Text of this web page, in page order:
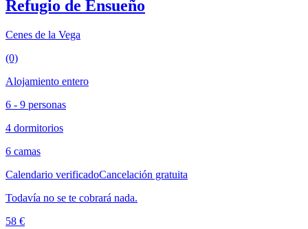
Refugio de Ensueño
Cenes de la Vega
(0)
Alojamiento entero
6 - 9 personas
4 dormitorios
6 camas
Calendario verificadoCancelación gratuita
Todavía no se te cobrará nada.
58 €